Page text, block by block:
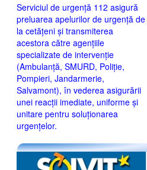
Serviciul de urgență 112 asigură
preluarea apelurilor de urgență de
la cetățeni și transmiterea
acestora către agențiile
specializate de intervenție
(Ambulanță, SMURD, Poliție,
Pompieri, Jandarmerie,
Salvamont), în vederea asigurării
unei reacții imediate, uniforme și
unitare pentru soluționarea
urgențelor.